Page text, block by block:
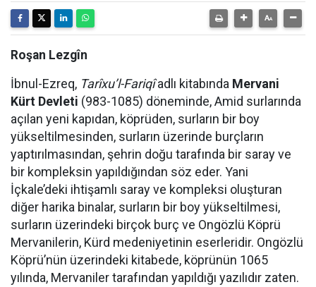
Roşan Lezgîn
İbnul-Ezreq, Tarîxu’l-Fariqîadlı kitabında Mervani
Kürt Devleti (983-1085) döneminde, Amid surlarında
açılan yeni kapıdan, köprüden, surların bir boy
yükseltilmesinden, surların üzerinde burçların
yaptırılmasından, şehrin doğu tarafında bir saray ve
bir kompleksin yapıldığından söz eder. Yani
İçkale’deki ihtişamlı saray ve kompleksi oluşturan
diğer harika binalar, surların bir boy yükseltilmesi,
surların üzerindeki birçok burç ve Ongözlü Köprü
Mervanilerin, Kürd medeniyetinin eserleridir. Ongözlü
Köprü’nün üzerindeki kitabede, köprünün 1065
yılında, Mervaniler tarafından yapıldığı yazılıdır zaten.